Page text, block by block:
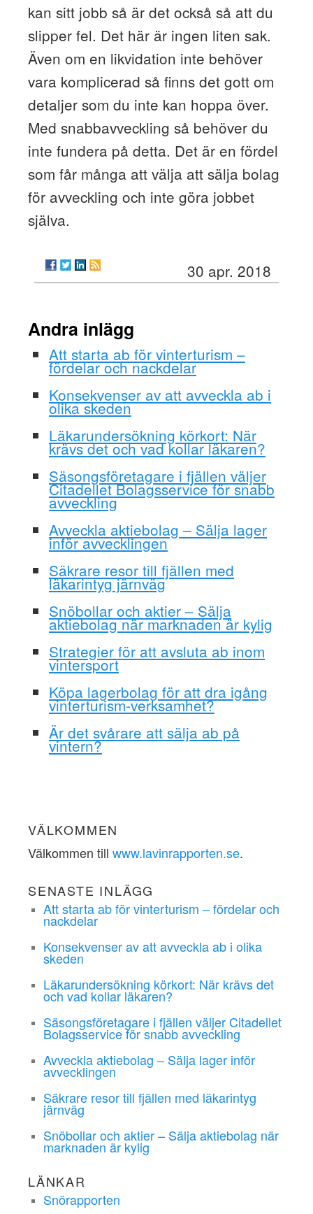
kan sitt jobb så är det också så att du
slipper fel. Det här är ingen liten sak.
Även om en likvidation inte behöver
vara komplicerad så finns det gott om
detaljer som du inte kan hoppa över.
Med snabbavveckling så behöver du
inte fundera på detta. Det är en fördel
som får många att välja att sälja bolag
för avveckling och inte göra jobbet
själva.
30 apr. 2018
Andra inlägg
Att starta ab för vinterturism –
fördelar och nackdelar
Konsekvenser av att avveckla ab i
olika skeden
Läkarundersökning körkort: När
krävs det och vad kollar läkaren?
Säsongsföretagare i fjällen väljer
Citadellet Bolagsservice för snabb
avveckling
Avveckla aktiebolag – Sälja lager
inför avvecklingen
Säkrare resor till fjällen med
läkarintyg järnväg
Snöbollar och aktier – Sälja
aktiebolag när marknaden är kylig
Strategier för att avsluta ab inom
vintersport
Köpa lagerbolag för att dra igång
vinterturism-verksamhet?
Är det svårare att sälja ab på
vintern?
VÄLKOMMEN
Välkommen till www.lavinrapporten.se.
SENASTE INLÄGG
Att starta ab för vinterturism – fördelar och
nackdelar
Konsekvenser av att avveckla ab i olika
skeden
Läkarundersökning körkort: När krävs det
och vad kollar läkaren?
Säsongsföretagare i fjällen väljer Citadellet
Bolagsservice för snabb avveckling
Avveckla aktiebolag – Sälja lager inför
avvecklingen
Säkrare resor till fjällen med läkarintyg
järnväg
Snöbollar och aktier – Sälja aktiebolag när
marknaden är kylig
LÄNKAR
Snörapporten